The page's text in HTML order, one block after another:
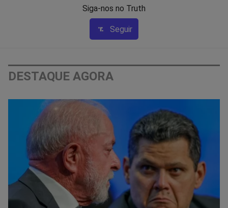
Siga-nos no Truth
Seguir
DESTAQUE AGORA